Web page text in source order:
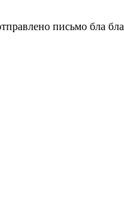
письмо бла